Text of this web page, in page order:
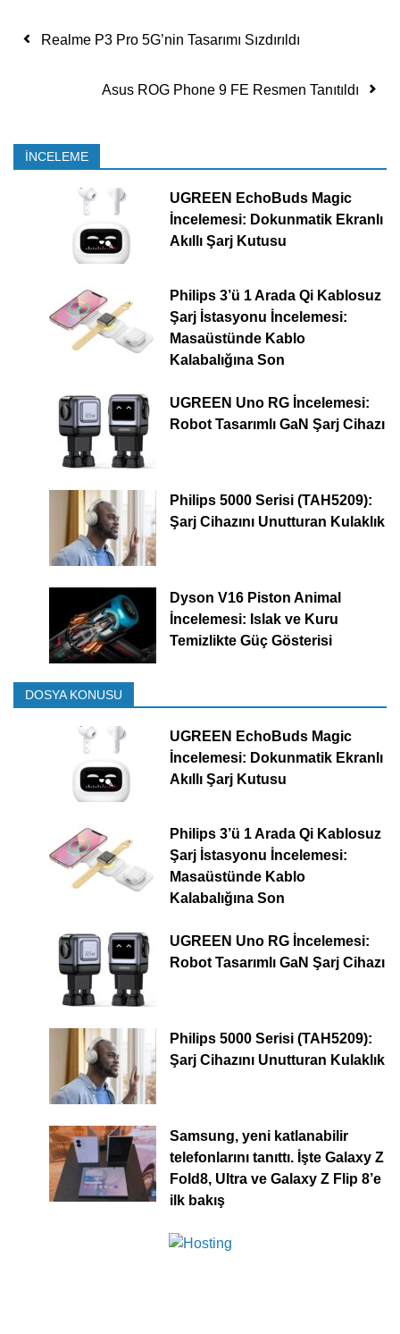
Yazı dolaşımı
Realme P3 Pro 5G’nin Tasarımı Sızdırıldı
Asus ROG Phone 9 FE Resmen Tanıtıldı
İNCELEME
UGREEN EchoBuds Magic
İncelemesi: Dokunmatik Ekranlı
Akıllı Şarj Kutusu
Philips 3’ü 1 Arada Qi Kablosuz
Şarj İstasyonu İncelemesi:
Masaüstünde Kablo
Kalabalığına Son
UGREEN Uno RG İncelemesi:
Robot Tasarımlı GaN Şarj Cihazı
Philips 5000 Serisi (TAH5209):
Şarj Cihazını Unutturan Kulaklık
Dyson V16 Piston Animal
İncelemesi: Islak ve Kuru
Temizlikte Güç Gösterisi
DOSYA KONUSU
UGREEN EchoBuds Magic
İncelemesi: Dokunmatik Ekranlı
Akıllı Şarj Kutusu
Philips 3’ü 1 Arada Qi Kablosuz
Şarj İstasyonu İncelemesi:
Masaüstünde Kablo
Kalabalığına Son
UGREEN Uno RG İncelemesi:
Robot Tasarımlı GaN Şarj Cihazı
Philips 5000 Serisi (TAH5209):
Şarj Cihazını Unutturan Kulaklık
Samsung, yeni katlanabilir
telefonlarını tanıttı. İşte Galaxy Z
Fold8, Ultra ve Galaxy Z Flip 8’e
ilk bakış